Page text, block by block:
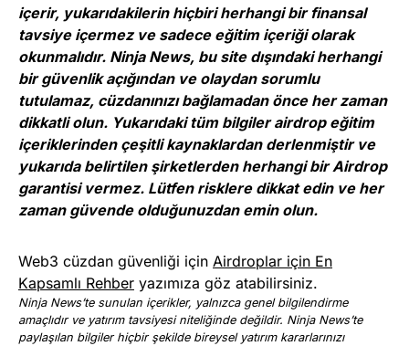
içerir, yukarıdakilerin hiçbiri herhangi bir finansal
tavsiye içermez ve sadece eğitim içeriği olarak
okunmalıdır. Ninja News, bu site dışındaki herhangi
bir güvenlik açığından ve olaydan sorumlu
tutulamaz, cüzdanınızı bağlamadan önce her zaman
dikkatli olun. Yukarıdaki tüm bilgiler airdrop eğitim
içeriklerinden çeşitli kaynaklardan derlenmiştir ve
yukarıda belirtilen şirketlerden herhangi bir Airdrop
garantisi vermez. Lütfen risklere dikkat edin ve her
zaman güvende olduğunuzdan emin olun.
Web3 cüzdan güvenliği için Airdroplar için En
Kapsamlı Rehber yazımıza göz atabilirsiniz.
Ninja News’te sunulan içerikler, yalnızca genel bilgilendirme
amaçlıdır ve yatırım tavsiyesi niteliğinde değildir. Ninja News’te
paylaşılan bilgiler hiçbir şekilde bireysel yatırım kararlarınızı